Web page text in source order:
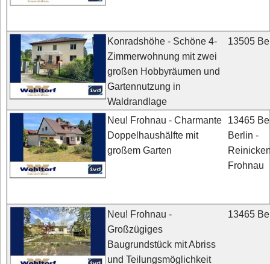
Konradshöhe - Schöne 4-
Zimmerwohnung mit zwei
großen Hobbyräumen und
Gartennutzung in
Waldrandlage
13505
Neu! Frohnau - Charmante
Doppelhaushälfte mit
großem Garten
13465
Berlin -
Frohnau
Neu! Frohnau -
Großzügiges
Baugrundstück mit Abriss
und Teilungsmöglichkeit
13465